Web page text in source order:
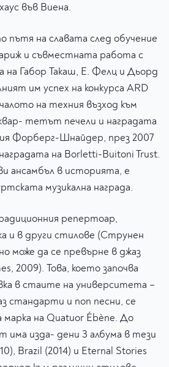
във Виена.
на славата след обучение
и съвместната работа с
Габор Такаш, Е. Фелц и Дьорд
им успех на конкурса ARD
на техния възход към
тетът печели и наградата
Форберг-Шнайдер, през 2007
на Borletti-Buitoni Trust.
ансамбъл в историята, е
музикална награда.
репертоар,
и в други стилове (Струнен
може да се превърне в джаз
2009). Това, което започва
в стаите на университета –
стандарти и поп песни, се
марка на Quatuor Ébène. До
изда- дени 3 албума в тези
Brazil (2014) и Eternal Stories